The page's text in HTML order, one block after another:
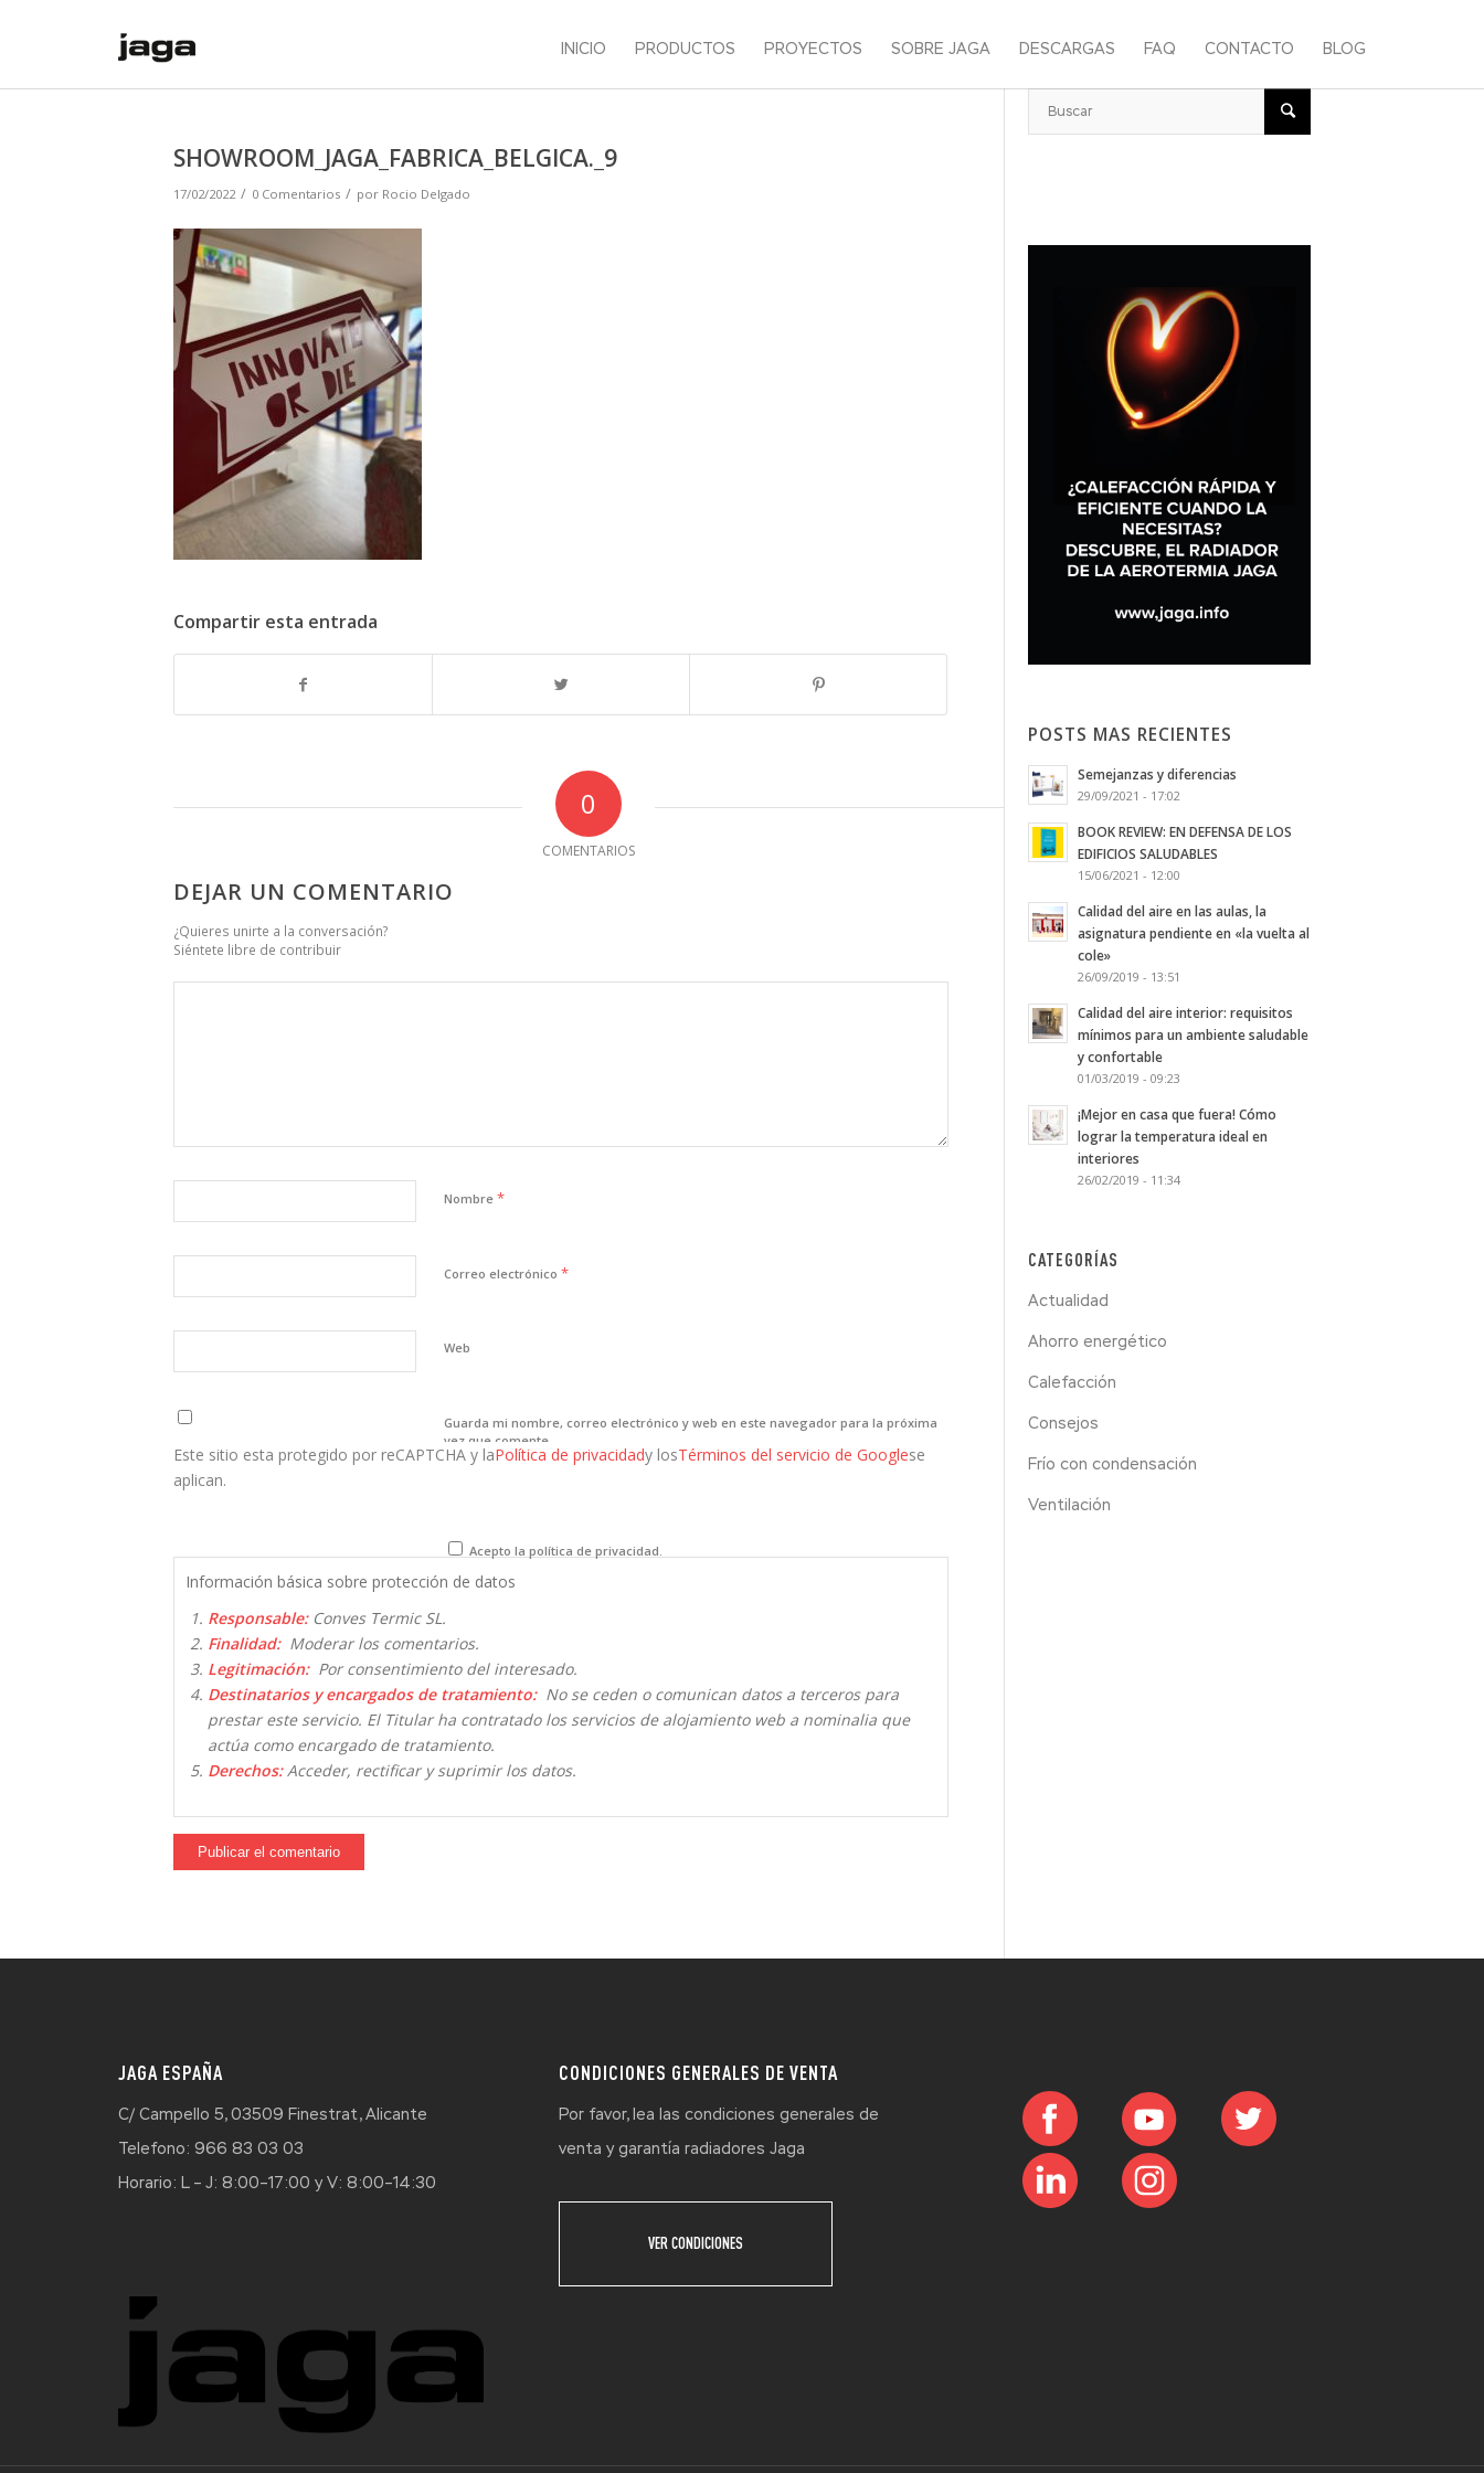
INICIO PRODUCTOS PROYECTOS SOBRE JAGA DESCARGAS FAQ CONTACTO BLOG
SHOWROOM_JAGA_FABRICA_BELGICA._9
17/02/2022 / 0 Comentarios / por Rocio Delgado
Compartir esta entrada
0
COMENTARIOS
DEJAR UN COMENTARIO
¿Quieres unirte a la conversación?
Siéntete libre de contribuir
Nombre *
Correo electrónico *
Web
Guarda mi nombre, correo electrónico y web en este navegador para la próxima
vez que comente.
Este sitio esta protegido por reCAPTCHA y laPolítica de privacidady losTérminos del servicio de Googlese
aplican.
Acepto la política de privacidad.
Información básica sobre protección de datos
Responsable:Conves Termic SL.
Finalidad:Moderar los comentarios.
Legitimación:Por consentimiento del interesado.
Destinatarios y encargados de tratamiento:No se ceden o comunican datos a terceros para
prestar este servicio. El Titular ha contratado los servicios de alojamiento web a nominalia que
actúa como encargado de tratamiento.
Derechos:Acceder, rectificar y suprimir los datos.
POSTS MAS RECIENTES
Semejanzas y diferencias
29/09/2021 - 17:02
BOOK REVIEW: EN DEFENSA DE LOS
EDIFICIOS SALUDABLES
15/06/2021 - 12:00
Calidad del aire en las aulas, la
asignatura pendiente en «la vuelta al
cole»
26/09/2019 - 13:51
Calidad del aire interior: requisitos
mínimos para un ambiente saludable
y confortable
01/03/2019 - 09:23
¡Mejor en casa que fuera! Cómo
lograr la temperatura ideal en
interiores
26/02/2019 - 11:34
CATEGORÍAS
Actualidad
Ahorro energético
Calefacción
Consejos
Frío con condensación
Ventilación
JAGA ESPAÑA
C/ Campello 5, 03509 Finestrat, Alicante
Telefono: 966 83 03 03
Horario: L – J: 8:00–17:00 y V: 8:00–14:30
CONDICIONES GENERALES DE VENTA
Por favor, lea las condiciones generales de
venta y garantía radiadores Jaga
VER CONDICIONES